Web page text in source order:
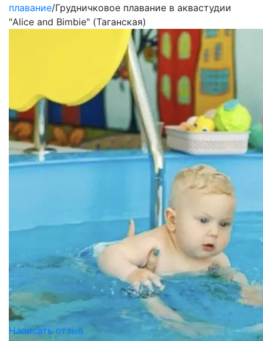
плавание/Грудничковое плавание в аквастудии
"Alice and Bimbie" (Таганская)
Написать отзыв